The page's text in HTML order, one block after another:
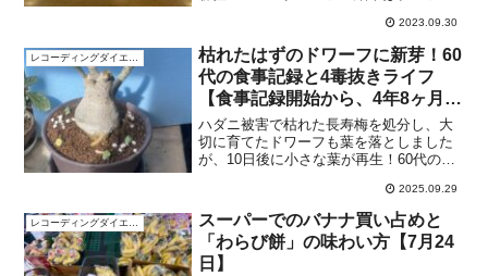
2023.09.30
枯れたはずのドワーフに新芽！60
代の食事記録と4毒抜きライフ
【食事記録開始から、4年8ヶ月と
7日】
ハダニ被害で枯れた長寿梅を処分し、大
切に育てたドワーフも葉を落としました
が、10日後に小さな葉が再生！60代の健
2025.09.29
レコーディングダイエット
スーパーでのバナナ買い占めと
「わらび餅」の味わい方【7月24
日】